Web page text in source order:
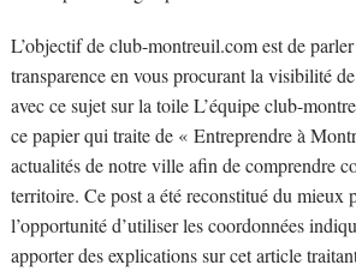
L’objectif de club-montreuil.com est de
transparence en vous procurant la visibilité
avec ce sujet sur la toile L’équipe club-
ce papier qui traite de « Entreprendre à
actualités de notre ville afin de comprendre
territoire. Ce post a été reconstitué du mieux
l’opportunité d’utiliser les coordonnées
apporter des explications sur cet article